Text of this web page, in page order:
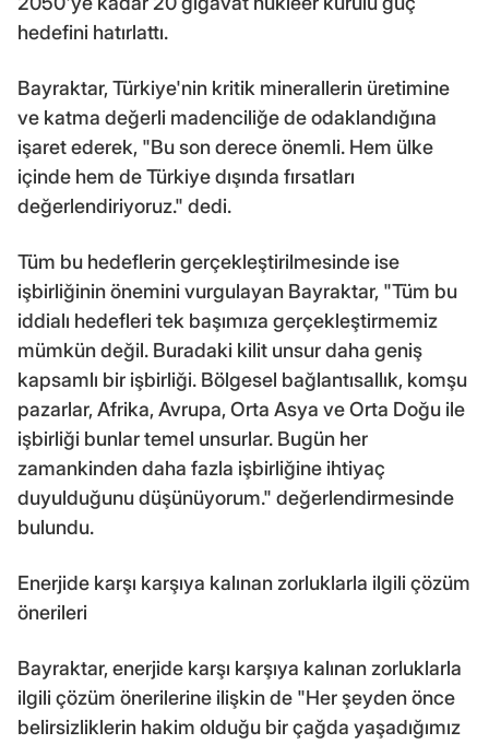
hedefini hatırlattı.
Bayraktar, Türkiye'nin kritik minerallerin üretimine
ve katma değerli madenciliğe de odaklandığına
işaret ederek, "Bu son derece önemli. Hem ülke
içinde hem de Türkiye dışında fırsatları
değerlendiriyoruz." dedi.
Tüm bu hedeflerin gerçekleştirilmesinde ise
işbirliğinin önemini vurgulayan Bayraktar, "Tüm bu
iddialı hedefleri tek başımıza gerçekleştirmemiz
mümkün değil. Buradaki kilit unsur daha geniş
kapsamlı bir işbirliği. Bölgesel bağlantısallık, komşu
pazarlar, Afrika, Avrupa, Orta Asya ve Orta Doğu ile
işbirliği bunlar temel unsurlar. Bugün her
zamankinden daha fazla işbirliğine ihtiyaç
duyulduğunu düşünüyorum." değerlendirmesinde
bulundu.
Enerjide karşı karşıya kalınan zorluklarla ilgili çözüm
önerileri
Bayraktar, enerjide karşı karşıya kalınan zorluklarla
ilgili çözüm önerilerine ilişkin de "Her şeyden önce
belirsizliklerin hakim olduğu bir çağda yaşadığımız